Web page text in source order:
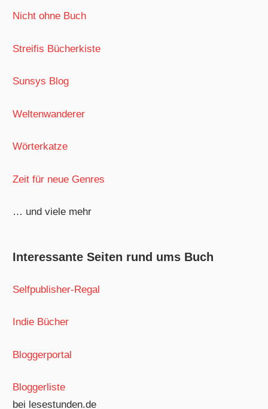
Nicht ohne Buch
Streifis Bücherkiste
Sunsys Blog
Weltenwanderer
Wörterkatze
Zeit für neue Genres
… und viele mehr
Interessante Seiten rund ums Buch
Selfpublisher-Regal
Indie Bücher
Bloggerportal
Bloggerliste
bei lesestunden.de